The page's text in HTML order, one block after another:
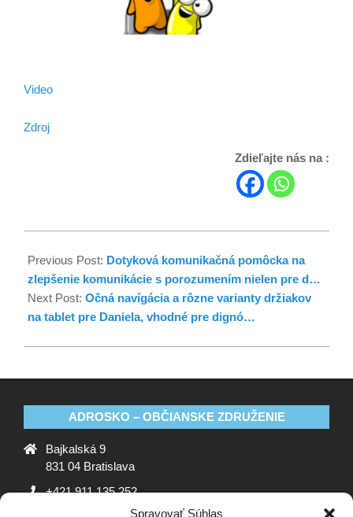
Spravovať Súhlas
Video
Zdroj
Zdieľajte nás na :
Previous Post: Dotyková komunikačná pomôcka na
zlepšenie komunikácie s porozumením nielen pre d…
Next Post: Očná navígácia a rôzne varianty držiakov
na tablet pre Daniela, vhodné pre dignó…
ADROSKO – OBČIANSKE ZDRUŽENIE
Bajkalská 9
831 04 Bratislava
+421 911 135 252